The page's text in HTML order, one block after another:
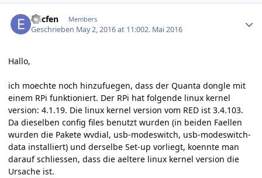
ericfen Members
Geschrieben May 2, 2016 at 11:002. Mai 2016
Hallo,
ich moechte noch hinzufuegen, dass der Quanta dongle mit
einem RPi funktioniert. Der RPi hat folgende linux kernel
version: 4.1.19. Die linux kernel version vom RED ist 3.4.103.
Da dieselben config files benutzt wurden (in beiden Faellen
wurden die Pakete wvdial, usb-modeswitch, usb-modeswitch-
data installiert) und derselbe Set-up vorliegt, koennte man
darauf schliessen, dass die aeltere linux kernel version die
Ursache ist.